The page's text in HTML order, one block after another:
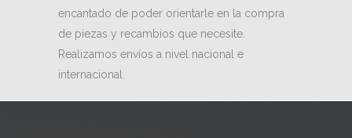
encantado de poder orientarle en la compra
de piezas y recambios que necesite.
Realizamos envíos a nivel nacional e
internacional.